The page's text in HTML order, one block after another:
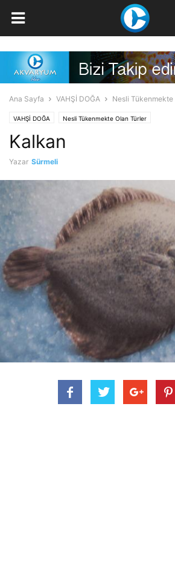
Ana Sayfa VAHŞİ DOĞA Nesli Tükenmekte
VAHŞİ DOĞA Nesli Tükenmekte Olan Türler
Kalkan
Yazar Sürmeli